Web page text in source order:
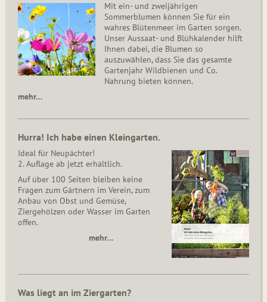
Mit ein- und zweijährigen
Sommerblumen können Sie für ein
wahres Blütenmeer im Garten sorgen.
Unser Aussaat- und Blühkalender hilft
Ihnen dabei, die Blumen so
auszuwählen, dass Sie das gesamte
Gartenjahr Wildbienen und Co.
Nahrung bieten können.
mehr…
Hurra! Ich habe einen Kleingarten.
Ideal für Neupächter!
2. Auflage ab jetzt erhältlich.
Auf über 100 Seiten bleiben keine
Fragen zum Gärtnern im Verein, zum
Anbau von Obst und Gemüse,
Ziergehölzen oder Wasser im Garten
offen.
mehr…
Was liegt an im Ziergarten?